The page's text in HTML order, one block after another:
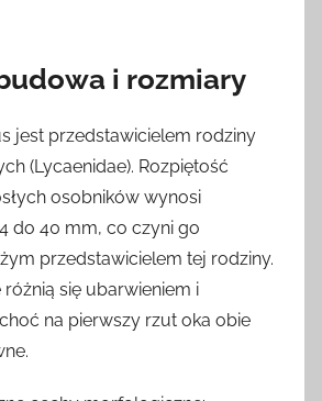
i rozmiary
jest przedstawicielem rodziny
(Lycaenidae). Rozpiętość
osobników wynosi
do 40 mm, co czyni go
przedstawicielem tej rodziny.
się ubarwieniem i
na pierwszy rzut oka obie